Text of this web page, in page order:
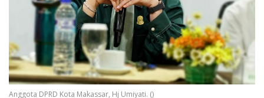
Anggota DPRD Kota Makassar, Hj Umiyati. ()